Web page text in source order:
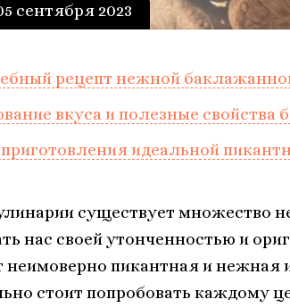
сентября 2023
рецепт нежной
вкуса и полезные
идеальной
существует множество
нас своей утонченностью и
неимоверно пикантная и нежная
стоит попробовать каждому